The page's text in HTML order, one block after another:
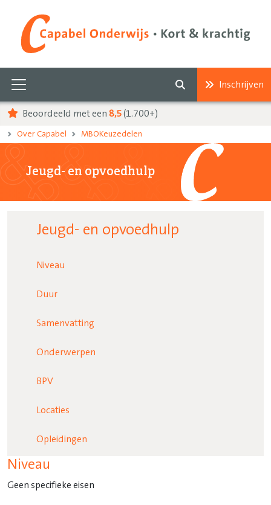
Inschrijven
Beoordeeld met een 8,5(1.700+)
Over Capabel MBOKeuzedelen
Jeugd- en opvoedhulp
Jeugd- en opvoedhulp
Niveau
Duur
Samenvatting
Onderwerpen
BPV
Locaties
Opleidingen
Niveau
Geen specifieke eisen